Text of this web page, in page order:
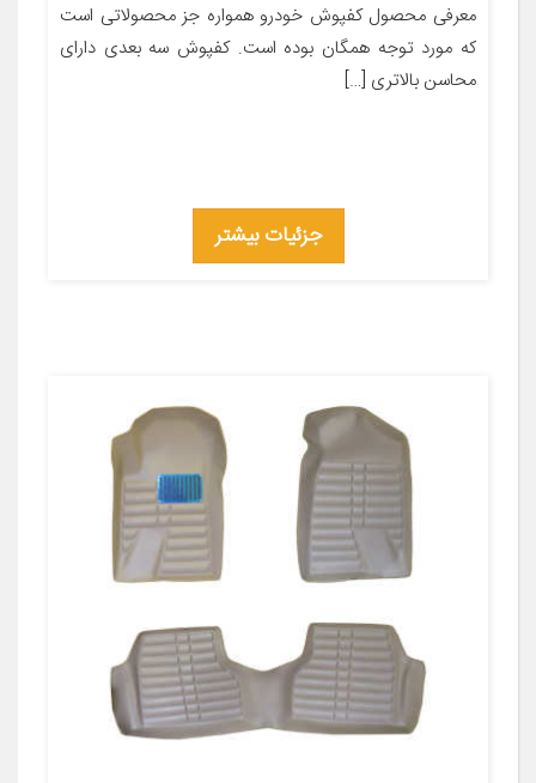
معرفی محصول کفپوش خودرو همواره جز محصولاتی است
که مورد توجه همگان بوده است. کفپوش سه بعدی دارای
محاسن بالاتری […]
جزئیات بیشتر